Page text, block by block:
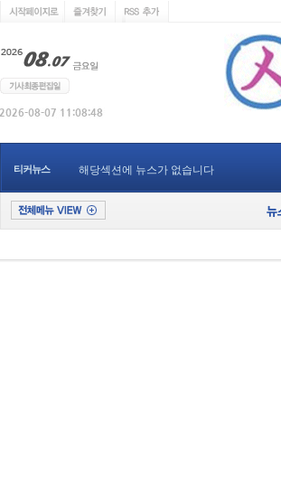
티커뉴스 해당섹션에 뉴스가 없습니다